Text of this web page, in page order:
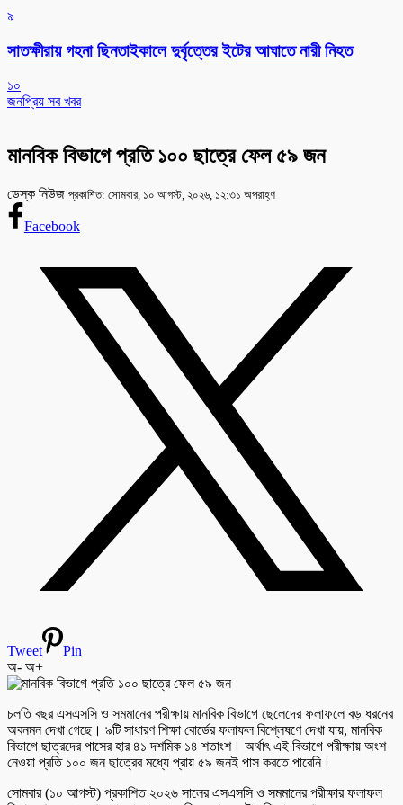
৯
সাতক্ষীরায় গহনা ছিনতাইকালে দুর্বৃত্তের ইটের আঘাতে নারী নিহত
১০
জনপ্রিয় সব খবর
মানবিক বিভাগে প্রতি ১০০ ছাত্রে ফেল ৫৯ জন
ডেস্ক নিউজ প্রকাশিত: সোমবার, ১০ আগস্ট, ২০২৬, ১২:৩১ অপরাহ্ণ
Facebook
Tweet
Pin
অ- অ+
চলতি বছর এসএসসি ও সমমানের পরীক্ষায় মানবিক বিভাগে ছেলেদের ফলাফলে বড় ধরনের
অবনমন দেখা গেছে। ৯টি সাধারণ শিক্ষা বোর্ডের ফলাফল বিশ্লেষণে দেখা যায়, মানবিক
বিভাগে ছাত্রদের পাসের হার ৪১ দশমিক ১৪ শতাংশ। অর্থাৎ এই বিভাগে পরীক্ষায় অংশ
নেওয়া প্রতি ১০০ জন ছাত্রের মধ্যে প্রায় ৫৯ জনই পাস করতে পারেনি।
সোমবার (১০ আগস্ট) প্রকাশিত ২০২৬ সালের এসএসসি ও সমমানের পরীক্ষার ফলাফল